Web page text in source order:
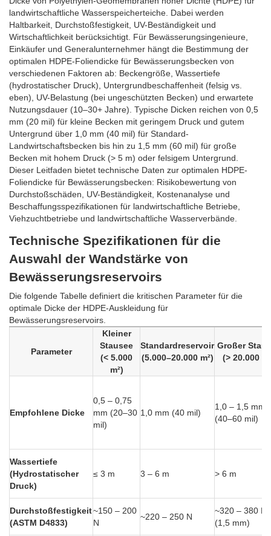
landwirtschaftliche Wasserspeicherteiche. Dabei werden
Haltbarkeit, Durchstoßfestigkeit, UV-Beständigkeit und
Wirtschaftlichkeit berücksichtigt. Für Bewässerungsingenieure,
Einkäufer und Generalunternehmer hängt die Bestimmung der
optimalen HDPE-Foliendicke für Bewässerungsbecken von
verschiedenen Faktoren ab: Beckengröße, Wassertiefe
(hydrostatischer Druck), Untergrundbeschaffenheit (felsig vs.
eben), UV-Belastung (bei ungeschützten Becken) und erwartete
Nutzungsdauer (10–30+ Jahre). Typische Dicken reichen von 0,5
mm (20 mil) für kleine Becken mit geringem Druck und gutem
Untergrund über 1,0 mm (40 mil) für Standard-
Landwirtschaftsbecken bis hin zu 1,5 mm (60 mil) für große
Becken mit hohem Druck (> 5 m) oder felsigem Untergrund.
Dieser Leitfaden bietet technische Daten zur optimalen HDPE-
Foliendicke für Bewässerungsbecken: Risikobewertung von
Durchstoßschäden, UV-Beständigkeit, Kostenanalyse und
Beschaffungsspezifikationen für landwirtschaftliche Betriebe,
Viehzuchtbetriebe und landwirtschaftliche Wasserverbände.
Technische Spezifikationen für die
Auswahl der Wandstärke von
Bewässerungsreservoirs
Die folgende Tabelle definiert die kritischen Parameter für die
optimale Dicke der HDPE-Auskleidung für
Bewässerungsreservoirs.
Parameter
Kleiner
Stausee
(< 5.000
m²)
Standardreservoir
(5.000–20.000 m²)
Großer
(> 20.000
Empfohlene Dicke
0,5 – 0,75
mm (20–30
mil)
1,0 mm (40 mil)
1,0 – 1,5 mm
(40–60 mil)
Wassertiefe
(Hydrostatischer
Druck)
≤ 3 m 3 – 6 m > 6 m
Durchstoßfestigkeit
(ASTM D4833)
~150 – 200
N
~220 – 250 N
~320 – 380 N
(1,5 mm)